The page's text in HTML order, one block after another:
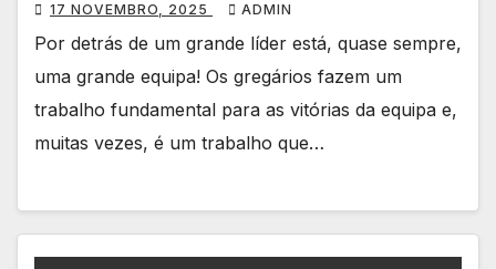
17 NOVEMBRO, 2025 ADMIN
Por detrás de um grande líder está, quase sempre,
uma grande equipa! Os gregários fazem um
trabalho fundamental para as vitórias da equipa e,
muitas vezes, é um trabalho que…